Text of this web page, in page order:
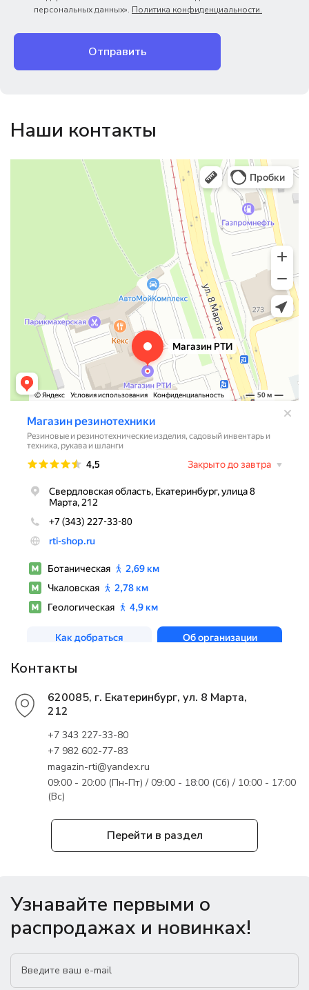
персональных данных». Политика конфиденциальности.
Отправить
Наши контакты
Перейти в раздел
Магазин резинотехники
Резиновые и резинотехнические изделия в Екатеринбурге
Садовый инвентарь и техника в Екатеринбурге
Контакты
620085, г. Екатеринбург, ул. 8 Марта,
212
+7 343 227-33-80
+7 982 602-77-83
magazin-rti@yandex.ru
09:00 - 20:00 (Пн-Пт) / 09:00 - 18:00 (Сб) / 10:00 - 17:00
(Вс)
Узнавайте первыми о
распродажах и новинках!